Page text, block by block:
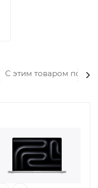
С этим товаром